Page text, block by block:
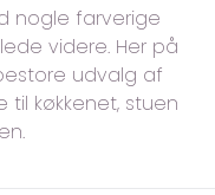
nogle farverige
videre. Her på
udvalg af
til køkkenet, stuen